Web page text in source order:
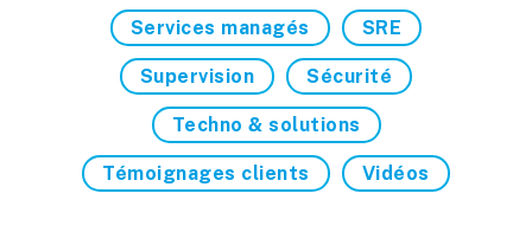
Services managés SRE
Supervision Sécurité
Techno & solutions
Témoignages clients Vidéos